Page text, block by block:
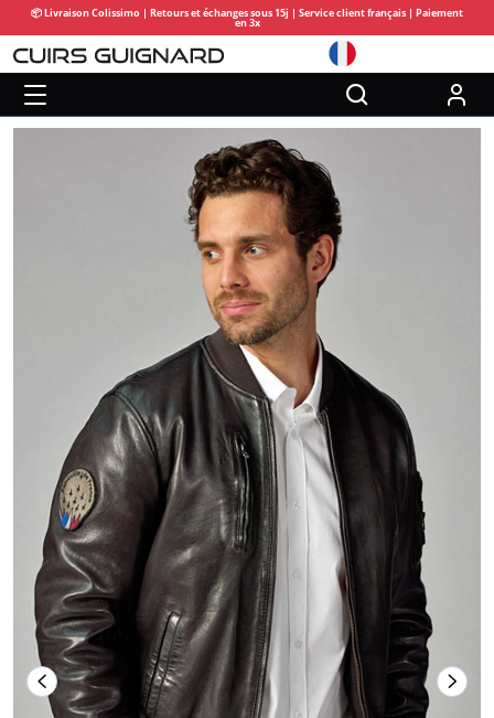
📦 Livraison Colissimo | Retours et échanges sous 15j | Service client français | Paiement
en 3x